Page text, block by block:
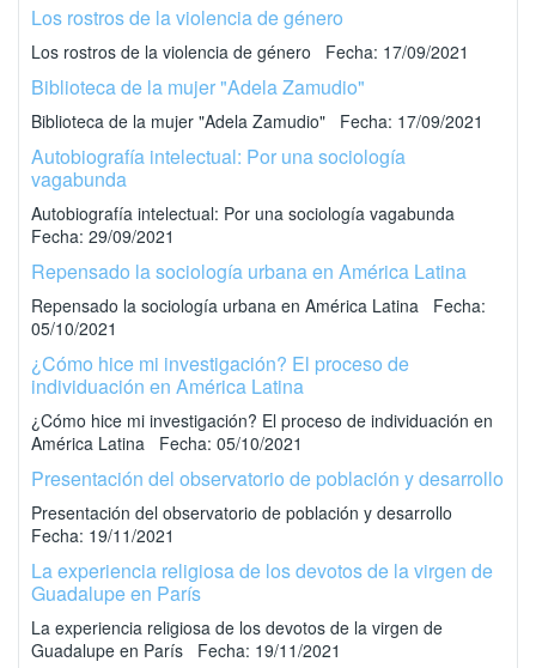
Los rostros de la violencia de género
Los rostros de la violencia de género Fecha: 17/09/2021
Biblioteca de la mujer "Adela Zamudio"
Biblioteca de la mujer "Adela Zamudio" Fecha: 17/09/2021
Autobiografía intelectual: Por una sociología
vagabunda
Autobiografía intelectual: Por una sociología vagabunda
Fecha: 29/09/2021
Repensado la sociología urbana en América Latina
Repensado la sociología urbana en América Latina Fecha:
05/10/2021
¿Cómo hice mi investigación? El proceso de
individuación en América Latina
¿Cómo hice mi investigación? El proceso de individuación en
América Latina Fecha: 05/10/2021
Presentación del observatorio de población y desarrollo
Presentación del observatorio de población y desarrollo
Fecha: 19/11/2021
La experiencia religiosa de los devotos de la virgen de
Guadalupe en París
La experiencia religiosa de los devotos de la virgen de
Guadalupe en París Fecha: 19/11/2021